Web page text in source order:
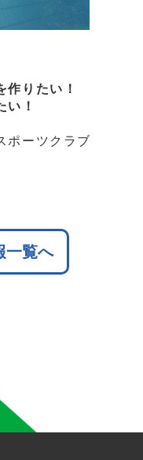
作りたい！
い！
ポーツクラブ
一覧へ